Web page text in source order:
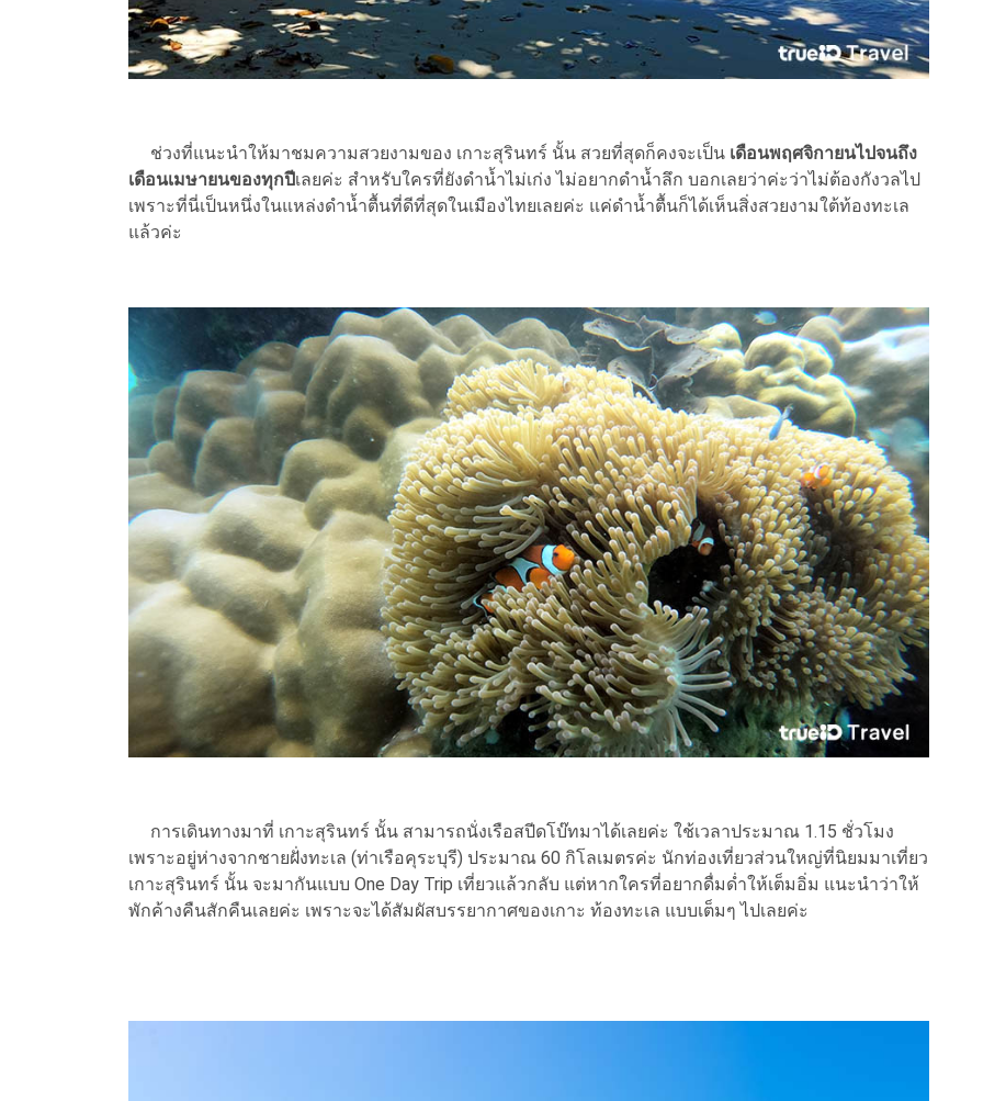
ช่วงที่แนะนำให้มาชมความสวยงามของ เกาะสุรินทร์ นั้น สวยที่สุดก็คงจะเป็น เดือนพฤศจิกายนไปจนถึง
เดือนเมษายนของทุกปีเลยค่ะ สำหรับใครที่ยังดำน้ำไม่เก่ง ไม่อยากดำน้ำลึก บอกเลยว่าค่ะว่าไม่ต้องกังวลไป
เพราะที่นี่เป็นหนึ่งในแหล่งดำน้ำตื้นที่ดีที่สุดในเมืองไทยเลยค่ะ แค่ดำน้ำตื้นก็ได้เห็นสิ่งสวยงามใต้ท้องทะเล
แล้วค่ะ
การเดินทางมาที่ เกาะสุรินทร์ นั้น สามารถนั่งเรือสปีดโบ๊ทมาได้เลยค่ะ ใช้เวลาประมาณ 1.15 ชั่วโมง
เพราะอยู่ห่างจากชายฝั่งทะเล (ท่าเรือคุระบุรี) ประมาณ 60 กิโลเมตรค่ะ นักท่องเที่ยวส่วนใหญ่ที่นิยมมาเที่ยว
เกาะสุรินทร์ นั้น จะมากันแบบ One Day Trip เที่ยวแล้วกลับ แต่หากใครที่อยากดื่มด่ำให้เต็มอิ่ม แนะนำว่าให้
พักค้างคืนสักคืนเลยค่ะ เพราะจะได้สัมผัสบรรยากาศของเกาะ ท้องทะเล แบบเต็มๆ ไปเลยค่ะ